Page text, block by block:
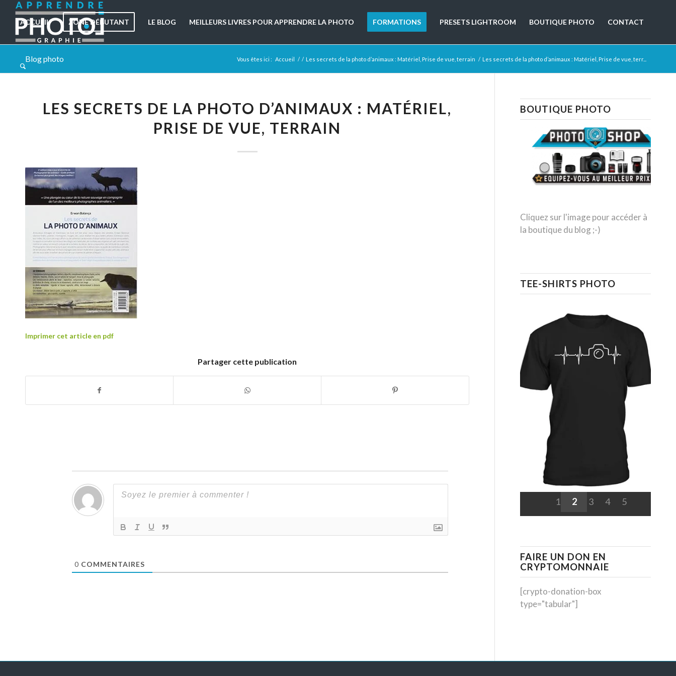
ACCUEIL ZONE DÉBUTANT LE BLOG MEILLEURS LIVRES POUR APPRENDRE LA PHOTO FORMATIONS PRESETS LIGHTROOM BOUTIQUE PHOTO CONTACT
Blog photo Vous êtes ici : Accueil / / Les secrets de la photo d’animaux : Matériel, Prise de vue, terrain / Les secrets de la photo d’animaux : Matériel, Prise de vue, terr...
LES SECRETS DE LA PHOTO D’ANIMAUX : MATÉRIEL,
PRISE DE VUE, TERRAIN
Imprimer cet article en pdf
Partager cette publication
0 COMMENTAIRES
BOUTIQUE PHOTO
Cliquez sur l'image pour accéder à
la boutique du blog ;-)
TEE-SHIRTS PHOTO
1 2 3 4 5
FAIRE UN DON EN
CRYPTOMONNAIE
[crypto-donation-box
type="tabular"]